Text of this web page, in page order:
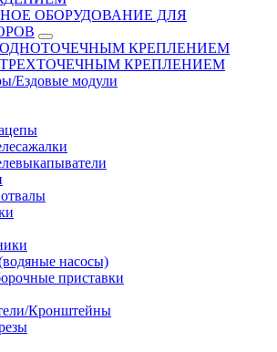
ОБОРУДОВАНИЕ ДЛЯ
КРЕПЛЕНИЕМ
КРЕПЛЕНИЕМ
Ездовые модули
насосы)
приставки
Кронштейны